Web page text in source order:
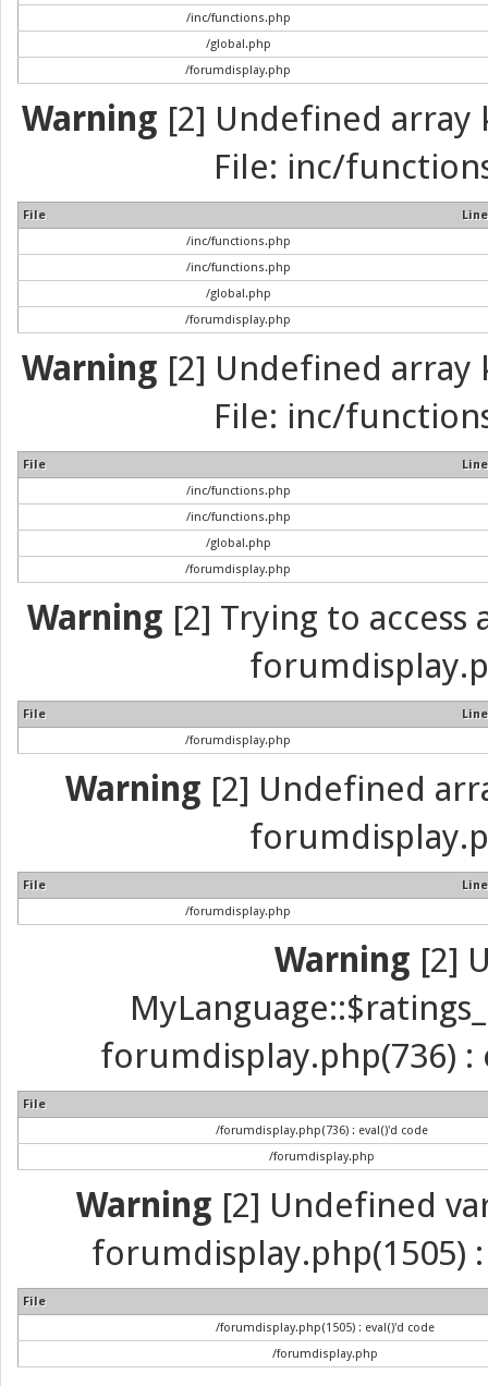
/inc/functions.php
/global.php
/forumdisplay.php
Warning [2] Undefined array
File: inc/
File
Line
/inc/functions.php
/inc/functions.php
/global.php
/forumdisplay.php
Warning [2] Undefined array
File: inc/
File
Line
/inc/functions.php
/inc/functions.php
/global.php
/forumdisplay.php
Warning [2] Trying to
File
Line
/forumdisplay.php
Warning [2] Undefined
File
Line
/forumdisplay.php
Warning [2]
forumdisplay.php(736) :
File
/forumdisplay.php(736) : eval()'d code
/forumdisplay.php
Warning [2] Undefined
forumdisplay.php(1505)
File
/forumdisplay.php(1505) : eval()'d code
/forumdisplay.php